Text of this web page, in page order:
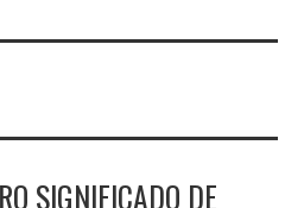
SIGNIFICADO DE